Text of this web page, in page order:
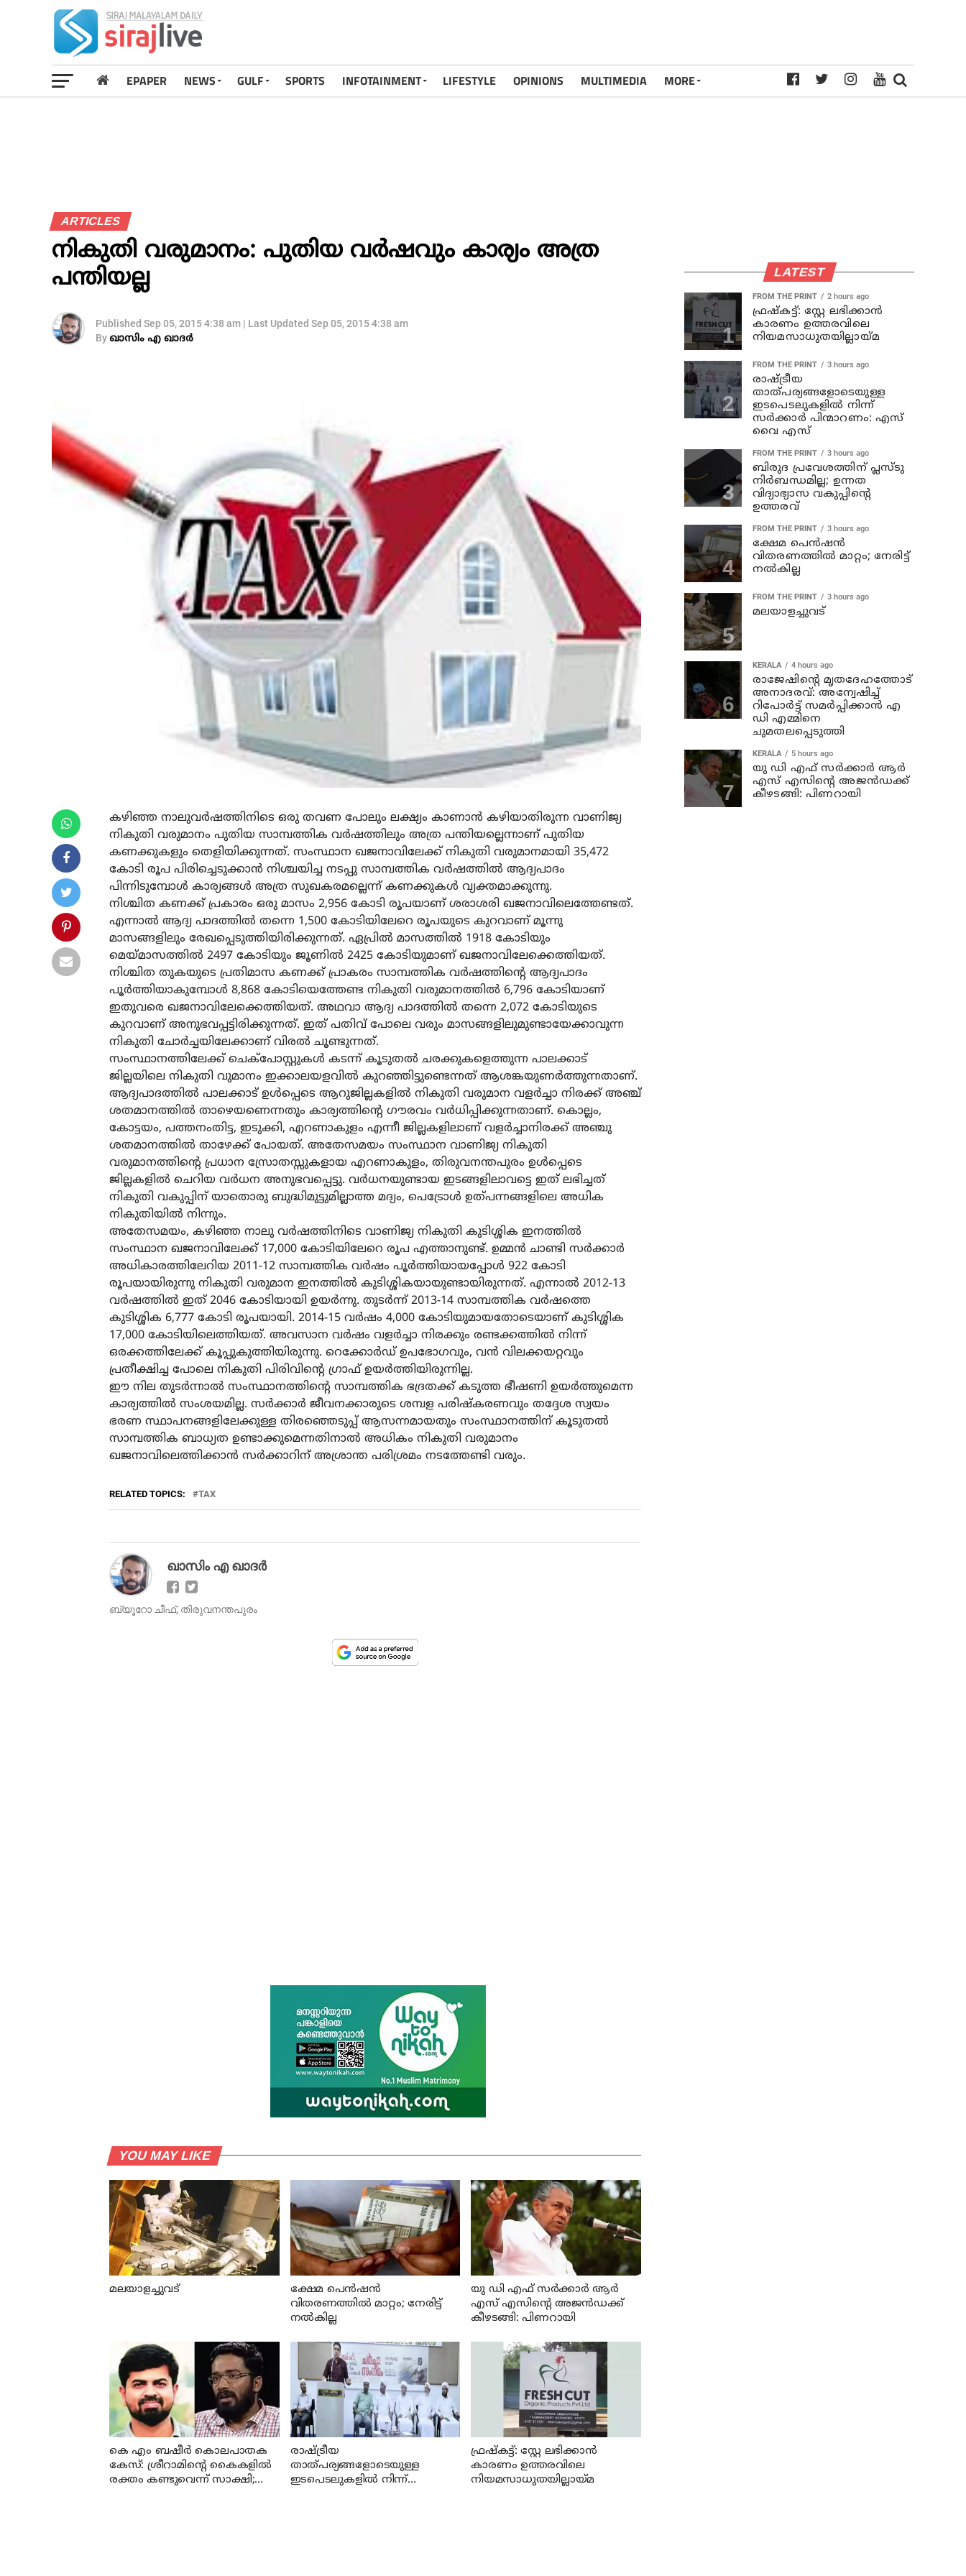
EPAPER NEWS GULF SPORTS INFOTAINMENT LIFESTYLE OPINIONS MULTIMEDIA MORE
ARTICLES
നികുതി വരുമാനം: പുതിയ വര്‍ഷവും കാര്യം അത്ര
പന്തിയല്ല
Published Sep 05, 2015 4:38 am | Last Updated Sep 05, 2015 4:38 am
Byഖാസിം എ ഖാദര്‍
കഴിഞ്ഞ നാലുവര്‍ഷത്തിനിടെ ഒരു തവണ പോലും ലക്ഷ്യം കാണാന്‍ കഴിയാതിരുന്ന വാണിജ്യ
നികുതി വരുമാനം പുതിയ സാമ്പത്തിക വര്‍ഷത്തിലും അത്ര പന്തിയല്ലെന്നാണ് പുതിയ
കണക്കുകളും തെളിയിക്കുന്നത്. സംസ്ഥാന ഖജനാവിലേക്ക് നികുതി വരുമാനമായി 35,472
കോടി രൂപ പിരിച്ചെടുക്കാന്‍ നിശ്ചയിച്ച നടപ്പു സാമ്പത്തിക വര്‍ഷത്തില്‍ ആദ്യപാദം
പിന്നിടുമ്പോള്‍ കാര്യങ്ങള്‍ അത്ര സുഖകരമല്ലെന്ന് കണക്കുകള്‍ വ്യക്തമാക്കുന്നു.
നിശ്ചിത കണക്ക് പ്രകാരം ഒരു മാസം 2,956 കോടി രൂപയാണ് ശരാശരി ഖജനാവിലെത്തേണ്ടത്.
എന്നാല്‍ ആദ്യ പാദത്തില്‍ തന്നെ 1,500 കോടിയിലേറെ രൂപയുടെ കുറവാണ് മൂന്നു
മാസങ്ങളിലും രേഖപ്പെടുത്തിയിരിക്കുന്നത്. ഏപ്രില്‍ മാസത്തില്‍ 1918 കോടിയും
മെയ്മാസത്തില്‍ 2497 കോടിയും ജൂണില്‍ 2425 കോടിയുമാണ് ഖജനാവിലേക്കെത്തിയത്.
നിശ്ചിത തുകയുടെ പ്രതിമാസ കണക്ക് പ്രാകരം സാമ്പത്തിക വര്‍ഷത്തിന്റെ ആദ്യപാദം
പൂര്‍ത്തിയാകുമ്പോള്‍ 8,868 കോടിയെത്തേണ്ട നികുതി വരുമാനത്തില്‍ 6,796 കോടിയാണ്
ഇതുവരെ ഖജനാവിലേക്കെത്തിയത്. അഥവാ ആദ്യ പാദത്തില്‍ തന്നെ 2,072 കോടിയുടെ
കുറവാണ് അനുഭവപ്പട്ടിരിക്കുന്നത്. ഇത് പതിവ് പോലെ വരും മാസങ്ങളിലുമുണ്ടായേക്കാവുന്ന
നികുതി ചോര്‍ച്ചയിലേക്കാണ് വിരല്‍ ചൂണ്ടുന്നത്.
സംസ്ഥാനത്തിലേക്ക് ചെക്‌പോസ്റ്റുകള്‍ കടന്ന് കൂടുതല്‍ ചരക്കുകളെത്തുന്ന പാലക്കാട്
ജില്ലയിലെ നികുതി വുമാനം ഇക്കാലയളവില്‍ കുറഞ്ഞിട്ടുണ്ടെന്നത് ആശങ്കയുണര്‍ത്തുന്നതാണ്.
ആദ്യപാദത്തില്‍ പാലക്കാട് ഉള്‍പ്പെടെ ആറുജില്ലകളില്‍ നികുതി വരുമാന വളര്‍ച്ചാ നിരക്ക് അഞ്ച്
ശതമാനത്തില്‍ താഴെയണെന്നതും കാര്യത്തിന്റെ ഗൗരവം വര്‍ധിപ്പിക്കുന്നതാണ്. കൊല്ലം,
കോട്ടയം, പത്തനംതിട്ട, ഇടുക്കി, എറണാകുളം എന്നീ ജില്ലകളിലാണ് വളര്‍ച്ചാനിരക്ക് അഞ്ചു
ശതമാനത്തില്‍ താഴേക്ക് പോയത്. അതേസമയം സംസ്ഥാന വാണിജ്യ നികുതി
വരുമാനത്തിന്റെ പ്രധാന സ്രോതസ്സുകളായ എറണാകുളം, തിരുവനന്തപുരം ഉള്‍പ്പെടെ
ജില്ലകളില്‍ ചെറിയ വര്‍ധന അനുഭവപ്പെട്ടു. വര്‍ധനയുണ്ടായ ഇടങ്ങളിലാവട്ടെ ഇത് ലഭിച്ചത്
നികുതി വകുപ്പിന് യാതൊരു ബുദ്ധിമുട്ടുമില്ലാത്ത മദ്യം, പെട്രോള്‍ ഉത്പന്നങ്ങളിലെ അധിക
നികുതിയില്‍ നിന്നും.
അതേസമയം, കഴിഞ്ഞ നാലു വര്‍ഷത്തിനിടെ വാണിജ്യ നികുതി കുടിശ്ശിക ഇനത്തില്‍
സംസ്ഥാന ഖജനാവിലേക്ക് 17,000 കോടിയിലേറെ രൂപ എത്താനുണ്ട്. ഉമ്മന്‍ ചാണ്ടി സര്‍ക്കാര്‍
അധികാരത്തിലേറിയ 2011-12 സാമ്പത്തിക വര്‍ഷം പൂര്‍ത്തിയായപ്പോള്‍ 922 കോടി
രൂപയായിരുന്നു നികുതി വരുമാന ഇനത്തില്‍ കുടിശ്ശികയായുണ്ടായിരുന്നത്. എന്നാല്‍ 2012-13
വര്‍ഷത്തില്‍ ഇത് 2046 കോടിയായി ഉയര്‍ന്നു. തുടര്‍ന്ന് 2013-14 സാമ്പത്തിക വര്‍ഷത്തെ
കുടിശ്ശിക 6,777 കോടി രൂപയായി. 2014-15 വര്‍ഷം 4,000 കോടിയുമായതോടെയാണ് കുടിശ്ശിക
17,000 കോടിയിലെത്തിയത്. അവസാന വര്‍ഷം വളര്‍ച്ചാ നിരക്കും രണ്ടക്കത്തില്‍ നിന്ന്
ഒരക്കത്തിലേക്ക് കൂപ്പുകുത്തിയിരുന്നു. റെക്കോര്‍ഡ് ഉപഭോഗവും, വന്‍ വിലക്കയറ്റവും
പ്രതീക്ഷിച്ച പോലെ നികുതി പിരിവിന്റെ ഗ്രാഫ് ഉയര്‍ത്തിയിരുന്നില്ല.
ഈ നില തുടര്‍ന്നാല്‍ സംസ്ഥാനത്തിന്റെ സാമ്പത്തിക ഭദ്രതക്ക് കടുത്ത ഭീഷണി ഉയര്‍ത്തുമെന്ന
കാര്യത്തില്‍ സംശയമില്ല. സര്‍ക്കാര്‍ ജീവനക്കാരുടെ ശമ്പള പരിഷ്‌കരണവും തദ്ദേശ സ്വയം
ഭരണ സ്ഥാപനങ്ങളിലേക്കുള്ള തിരഞ്ഞെടുപ്പ് ആസന്നമായതും സംസ്ഥാനത്തിന് കൂടുതല്‍
സാമ്പത്തിക ബാധ്യത ഉണ്ടാക്കുമെന്നതിനാല്‍ അധികം നികുതി വരുമാനം
ഖജനാവിലെത്തിക്കാന്‍ സര്‍ക്കാറിന് അശ്രാന്ത പരിശ്രമം നടത്തേണ്ടി വരും.
RELATED TOPICS: TAX
ഖാസിം എ ഖാദര്‍
ബ്യൂറോ ചീഫ്, തിരുവനന്തപുരം
YOU MAY LIKE
മലയാളച്ചുവട്
ക്ഷേമ പെന്‍ഷന്‍
വിതരണത്തില്‍ മാറ്റം; നേരിട്ട്
നല്‍കില്ല
യു ഡി എഫ് സര്‍ക്കാര്‍ ആര്‍
എസ് എസിന്റെ അജന്‍ഡക്ക്‌
കീഴടങ്ങി: പിണറായി
കെ എം ബഷീര്‍ കൊലപാതക
കേസ്: ശ്രീറാമിന്റെ കൈകളില്‍
രക്തം കണ്ടുവെന്ന് സാക്ഷി;
രാഷ്ട്രീയ
താത്പര്യങ്ങളോടെയുള്ള
ഇടപെടലുകളില്‍ നിന്ന്
ഫ്രഷ്‌കട്ട്: സ്റ്റേ ലഭിക്കാന്‍
കാരണം ഉത്തരവിലെ
നിയമസാധുതയില്ലായ്മ
LATEST
FROM THE PRINT 2 hours ago
ഫ്രഷ്‌കട്ട്: സ്റ്റേ ലഭിക്കാന്‍
കാരണം ഉത്തരവിലെ
നിയമസാധുതയില്ലായ്മ
FROM THE PRINT 3 hours ago
രാഷ്ട്രീയ
താത്പര്യങ്ങളോടെയുള്ള
ഇടപെടലുകളില്‍ നിന്ന്
സര്‍ക്കാര്‍ പിന്മാറണം: എസ്
വൈ എസ്
FROM THE PRINT 3 hours ago
ബിരുദ പ്രവേശത്തിന് പ്ലസ്ടു
നിര്‍ബന്ധമില്ല; ഉന്നത
വിദ്യാഭ്യാസ വകുപ്പിന്റെ
ഉത്തരവ്
FROM THE PRINT 3 hours ago
ക്ഷേമ പെന്‍ഷന്‍
വിതരണത്തില്‍ മാറ്റം; നേരിട്ട്
നല്‍കില്ല
FROM THE PRINT 3 hours ago
മലയാളച്ചുവട്
KERALA 4 hours ago
രാജേഷിന്റെ മൃതദേഹത്തോട്
അനാദരവ്: അന്വേഷിച്ച്
റിപോര്‍ട്ട് സമര്‍പ്പിക്കാന്‍ എ
ഡി എമ്മിനെ
ചുമതലപ്പെടുത്തി
KERALA 5 hours ago
യു ഡി എഫ് സര്‍ക്കാര്‍ ആര്‍
എസ് എസിന്റെ അജന്‍ഡക്ക്‌
കീഴടങ്ങി: പിണറായി